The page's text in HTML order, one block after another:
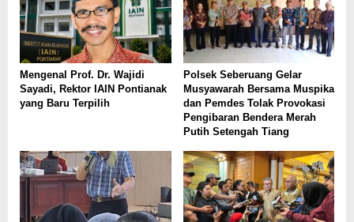
Mengenal Prof. Dr. Wajidi
Sayadi, Rektor IAIN Pontianak
yang Baru Terpilih
Polsek Seberuang Gelar
Musyawarah Bersama Muspika
dan Pemdes Tolak Provokasi
Pengibaran Bendera Merah
Putih Setengah Tiang